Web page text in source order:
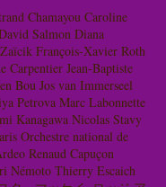
Chamayou Caroline
Salmon Diana
François-Xavier Roth
Carpentier Jean-Baptiste
Bou Jos van Immerseel
Petrova Marc Labonnette
Kanagawa Nicolas Stavy
Orchestre national de
Renaud Capuçon
Némoto Thierry Escaich